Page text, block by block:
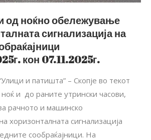
од ноќно обележување
сигнализација на
кон 07.11.2025г.
и патишта” – Скопје во текот
и до раните утрински часови,
рачното и машинско
хоризонталната сигнализација
сообраќајници. На